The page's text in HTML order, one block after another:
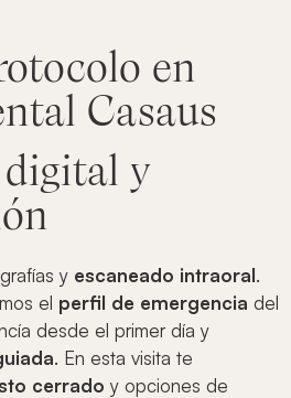
en
Casaus
y
y escaneado intraoral.
el perfil de emergencia del
desde el primer día y
. En esta visita te
cerrado y opciones de